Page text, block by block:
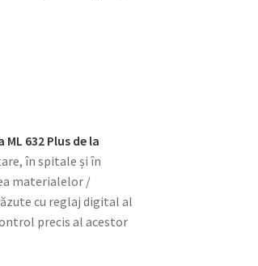
632 Plus de la
în spitale și în
materialelor /
cu reglaj digital al
precis al acestor